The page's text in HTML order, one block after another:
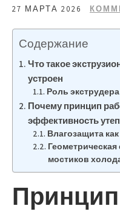
27 МАРТА 2026
Содержание
Что такое
устроен
Роль
Почему принцип
эффективность
Влагозащита
мостиков